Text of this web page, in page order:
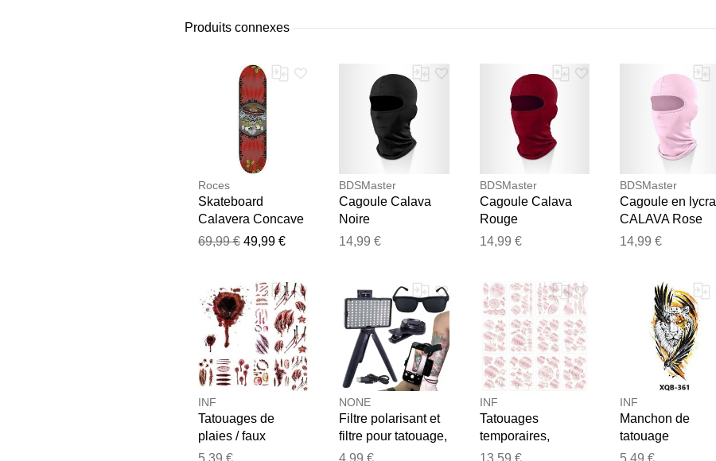
Produits connexes
Roces
Skateboard
Calavera Concave
rouge
69,99 € 49,99 €
BDSMaster
Cagoule Calava
Noire
14,99 €
BDSMaster
Cagoule Calava
Rouge
14,99 €
BDSMaster
Cagoule en lycra
CALAVA Rose
14,99 €
INF
Tatouages de
plaies / faux
tatouages
NONE
Filtre polarisant et
filtre pour tatouage,
lumière d'appoint
INF
Tatouages ​​
temporaires,
autocollants de
INF
Manchon de
tatouage
temporaire,